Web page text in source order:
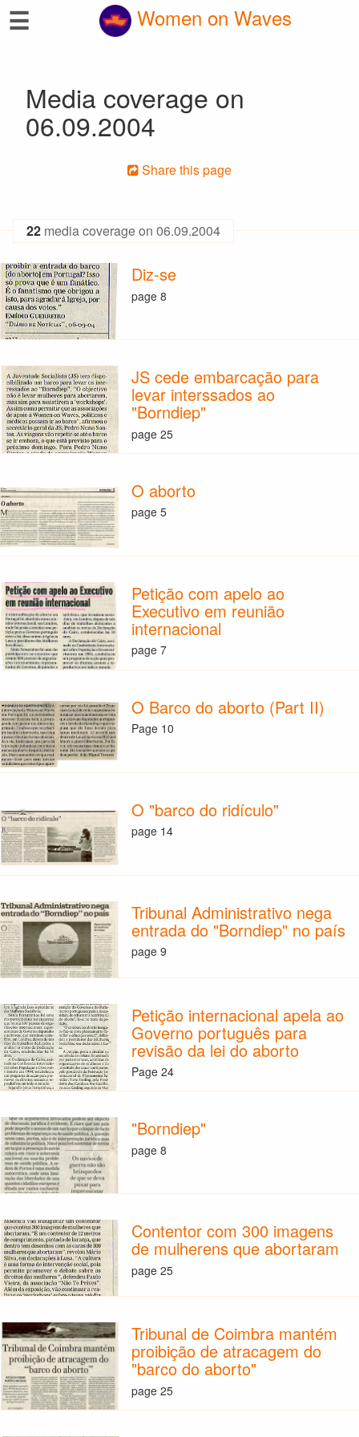
☰ Women on Waves
Media coverage on
06.09.2004
Share this page
22 media coverage on 06.09.2004
Diz-se
page 8
JS cede embarcação para
levar interssados ao
"Borndiep"
page 25
O aborto
page 5
Petição com apelo ao
Executivo em reunião
internacional
page 7
O Barco do aborto (Part II)
Page 10
O "barco do ridículo"
page 14
Tribunal Administrativo nega
entrada do "Borndiep" no país
page 9
Petição internacional apela ao
Governo português para
revisão da lei do aborto
Page 24
"Borndiep"
page 8
Contentor com 300 imagens
de mulherens que abortaram
page 25
Tribunal de Coimbra mantém
proibição de atracagem do
"barco do aborto"
page 25